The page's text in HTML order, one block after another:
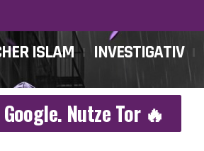
ISLAM INVESTIGATIV
Nutze Tor 🔥